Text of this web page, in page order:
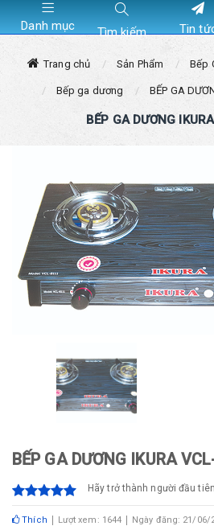
Danh mục Tìm kiếm Tin
Trang chủ Sản Phẩm Bếp
Bếp ga dương BẾP GA
BẾP GA DƯƠNG
BẾP GA DƯƠNG IKURA
Hãy trở thành người đầu
Thích Lượt xem: 1644 Ngày đăng: 21/06/